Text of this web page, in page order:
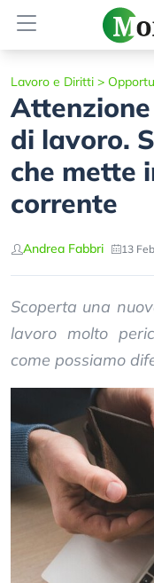
Lavoro e Diritti >
di lavoro.
che mette
corrente
Andrea Fabbri 13
Scoperta una
lavoro molto
come possiamo